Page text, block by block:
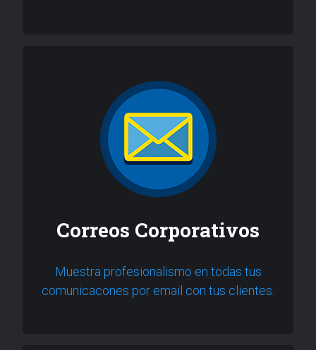
Correos Corporativos
Muestra profesionalismo en todas tus
comunicacones por email con tus clientes.